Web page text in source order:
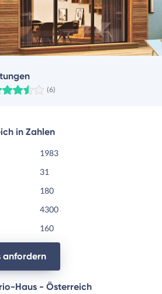
(6)
in Zahlen
1983
31
180
4300
160
anfordern
Haus - Österreich